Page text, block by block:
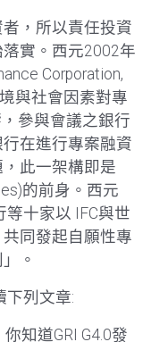
，所以責任投資
實。西元2002年
Corporation,
與社會因素對專
參與會議之銀行
在進行專案融資
此一架構即是
的前身。西元
十家以 IFC與世
同發起自願性專
。
下列文章:
知道GRI G4.0發